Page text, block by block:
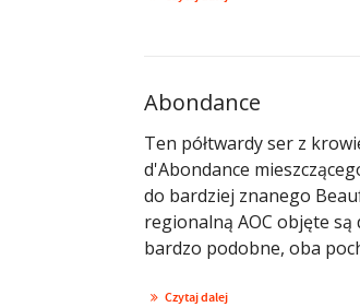
Abondance
Ten półtwardy ser z
d'Abondance
do bardziej znanego
regionalną AOC objęte
bardzo podobne, oba
Czytaj dalej